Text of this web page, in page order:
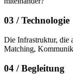
03 /Technologie
Die Infrastruktur, die
Matching,
04 /Begleitung